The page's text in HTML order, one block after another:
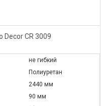
CR 3009
не гибкий
Полиуретан
2440 мм
90 мм